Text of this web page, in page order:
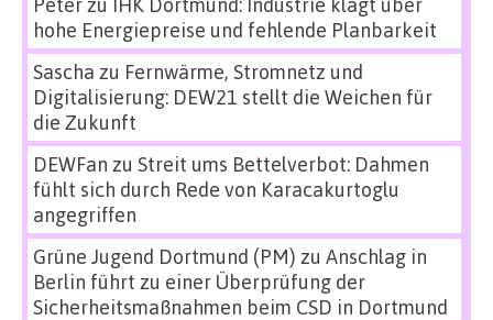
hohe Energiepreise und fehlende Planbarkeit
Sascha zu Fernwärme, Stromnetz und
Digitalisierung: DEW21 stellt die Weichen für
die Zukunft
DEWFan zu Streit ums Bettelverbot: Dahmen
fühlt sich durch Rede von Karacakurtoglu
angegriffen
Grüne Jugend Dortmund (PM) zu Anschlag in
Berlin führt zu einer Überprüfung der
Sicherheitsmaßnahmen beim CSD in Dortmund